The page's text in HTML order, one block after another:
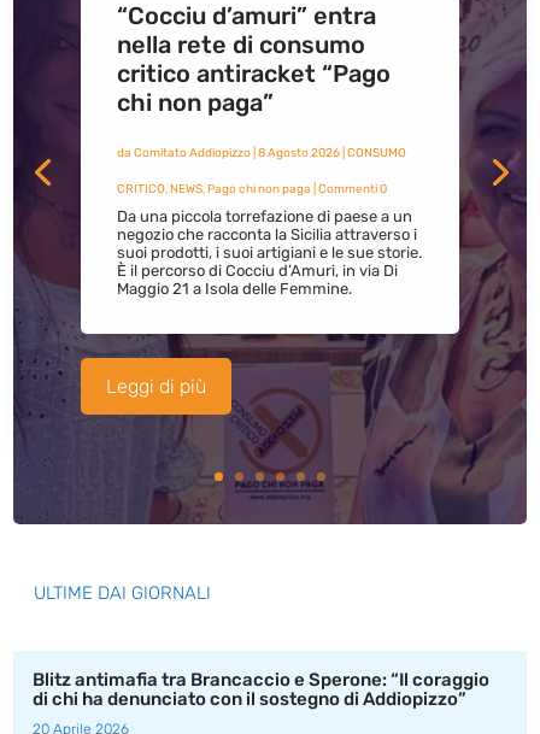
“Cocciu d’amuri” entra
nella rete di consumo
critico antiracket “Pago
chi non paga”
da Comitato Addiopizzo| 8 Agosto 2026| CONSUMO
CRITICO,NEWS,Pago chi non paga | Commenti 0
Da una piccola torrefazione di paese a un
negozio che racconta la Sicilia attraverso i
suoi prodotti, i suoi artigiani e le sue storie.
È il percorso di Cocciu d’Amuri, in via Di
Maggio 21 a Isola delle Femmine.
Leggi di più
ULTIME DAI GIORNALI
Blitz antimafia tra Brancaccio e Sperone: “Il coraggio
di chi ha denunciato con il sostegno di Addiopizzo”
20 Aprile 2026